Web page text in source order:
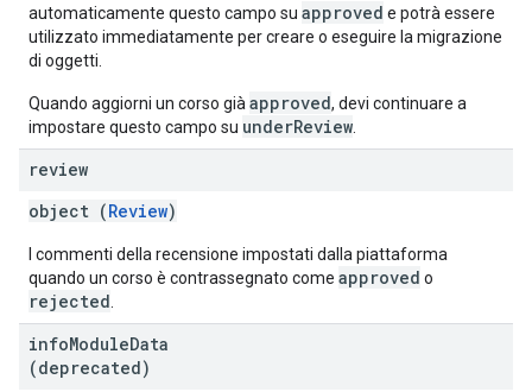
automaticamente questo campo su approved e potrà essere
utilizzato immediatamente per creare o eseguire la migrazione
di oggetti.
Quando aggiorni un corso già approved, devi continuare a
impostare questo campo su underReview
review
object (Review)
I commenti della recensione impostati dalla piattaforma
quando un corso è contrassegnato come approved o
rejected
infoModuleData
(deprecated)